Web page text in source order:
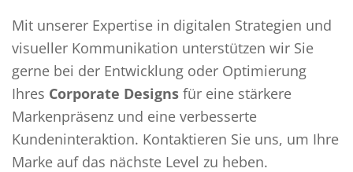
Mit unserer Expertise in digitalen Strategien und
visueller Kommunikation unterstützen wir Sie
gerne bei der Entwicklung oder Optimierung
Ihres Corporate Designs für eine stärkere
Markenpräsenz und eine verbesserte
Kundeninteraktion. Kontaktieren Sie uns, um Ihre
Marke auf das nächste Level zu heben.